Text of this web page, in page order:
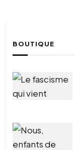
BOUTIQUE